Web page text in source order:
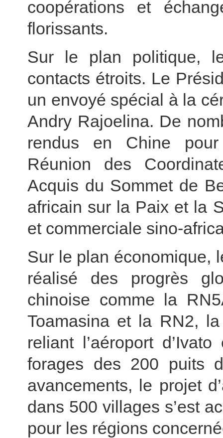
coopérations et
florissants.
Sur le plan politique,
contacts étroits. Le
un envoyé spécial à la
Andry Rajoelina. De
rendus en Chine
Réunion des
Acquis du Sommet de
africain sur la Paix et la
et commerciale sino-
Sur le plan économique,
réalisé des progrès
chinoise comme la
Toamasina et la RN2,
reliant l’aéroport
forages des 200 puits
avancements, le projet
dans 500 villages s’est
pour les régions